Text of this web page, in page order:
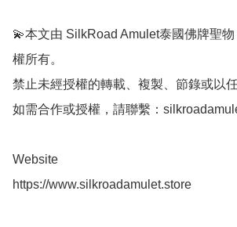
💫本文由 SilkRoad Amulet泰國佛牌聖
權所有。
禁止未經授權的轉載、複製、節錄或以
如需合作或授權，請聯繫：
Website
https://www.silkroadamulet.store